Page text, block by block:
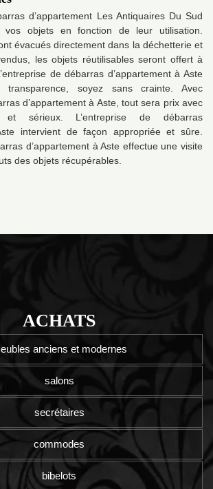
d’appartement Les Antiquaires Du Sud
objets en fonction de leur utilisation.
évacués directement dans la déchetterie et
les objets réutilisables seront offert à
de débarras d’appartement à Aste
soyez sans crainte. Avec
d’appartement à Aste, tout sera prix avec
et sérieux. L’entreprise de débarras
intervient de façon appropriée et sûre.
d’appartement à Aste effectue une visite
des objets récupérables.
ACHATS
anciens et modernes
salons
secrétaires
commodes
bibelots